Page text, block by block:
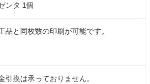
ンタ 1個
品と同枚数の印刷が可能です。
引換は承っておりません。